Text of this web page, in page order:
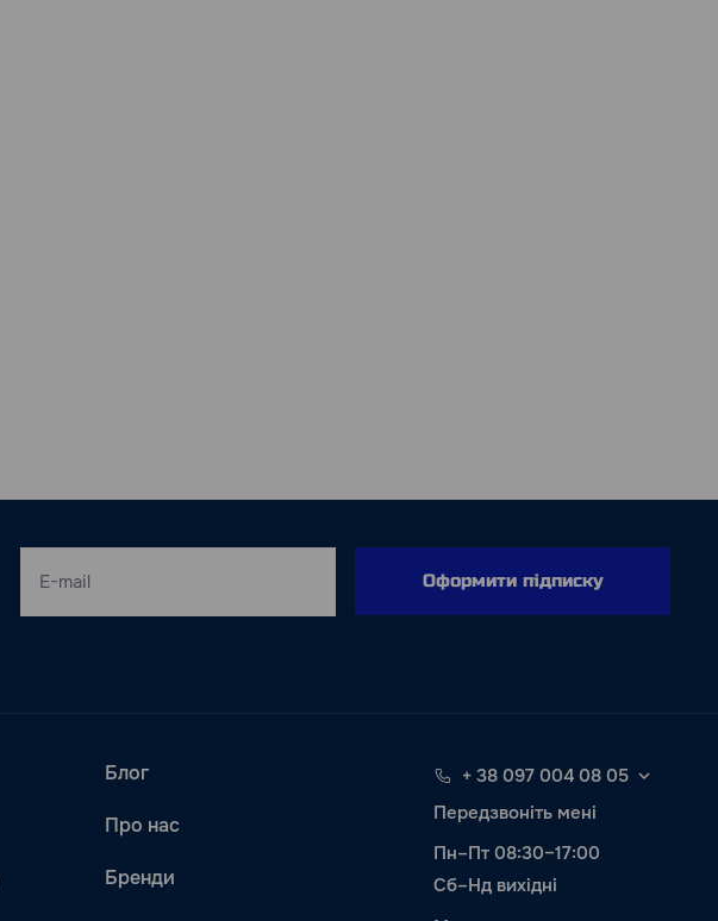
Оформити підписку
Блог
Про нас
Бренди
+ 38 097 004 08 05
Передзвоніть мені
Пн–Пт 08:30–17:00
Сб–Нд вихідні